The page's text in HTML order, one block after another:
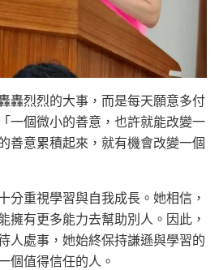
轟烈烈的大事，而是每天願意多付
一個微小的善意，也許就能改變一
善意累積起來，就有機會改變一個
分重視學習與自我成長。她相信，
擁有更多能力去幫助別人。因此，
人處事，她始終保持謙遜與學習的
個值得信任的人。